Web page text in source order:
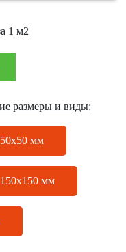
1 м2
размеры и виды:
50х50 мм
150х150 мм